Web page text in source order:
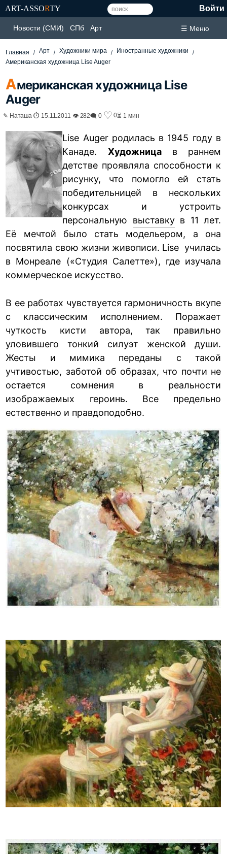
ART-ASSORTY Войти
Новости (СМИ) СПб Арт ☰ Меню
Главная Арт Художники мира
Иностранные художники
Американская художница Lise Auger
Американская художница Lise
Auger
✎ Наташа ⏱ 15.11.2011 👁 282🗨 0 ♡ 0⏳ 1 мин
Lise Auger родилась в 1945 году в
Канаде. Художницав раннем
детстве проявляла способности к
рисунку, что помогло ей стать
победительницей в нескольких
конкурсах и устроить
персональную выставкув 11 лет.
Её мечтой было стать модельером, а она
посвятила свою жизни живописи. Lise училась
в Монреале («Студия Салетте»), где изучала
коммерческое искусство.
В ее работах чувствуется гармоничность вкупе
с классическим исполнением. Поражает
чуткость кисти автора, так правильно
уловившего тонкий силуэт женской души.
Жесты и мимика переданы с такой
учтивостью, заботой об образах, что почти не
остается сомнения в реальности
изображаемых героинь. Все предельно
естественно и правдоподобно.